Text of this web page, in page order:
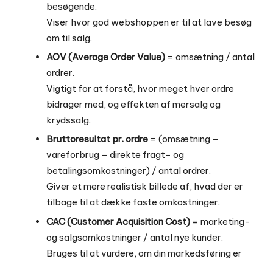
besøgende.
Viser hvor god webshoppen er til at lave besøg
om til salg.
AOV (Average Order Value) = omsætning / antal
ordrer.
Vigtigt for at forstå, hvor meget hver ordre
bidrager med, og effekten af mersalg og
krydssalg.
Bruttoresultat pr. ordre = (omsætning –
vareforbrug – direkte fragt- og
betalingsomkostninger) / antal ordrer.
Giver et mere realistisk billede af, hvad der er
tilbage til at dække faste omkostninger.
CAC (Customer Acquisition Cost) = marketing-
og salgsomkostninger / antal nye kunder.
Bruges til at vurdere, om din markedsføring er